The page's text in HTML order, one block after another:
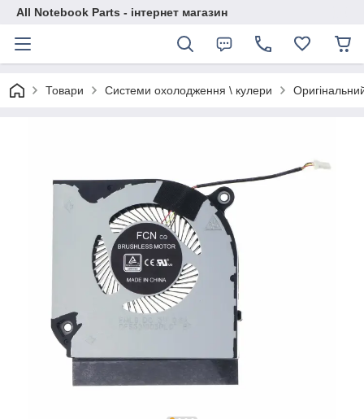
All Notebook Parts - інтернет магазин
Товари Системи охолодження \ кулери